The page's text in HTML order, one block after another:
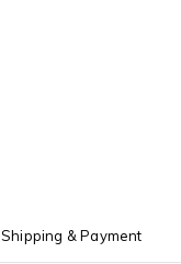
Shipping & Payment